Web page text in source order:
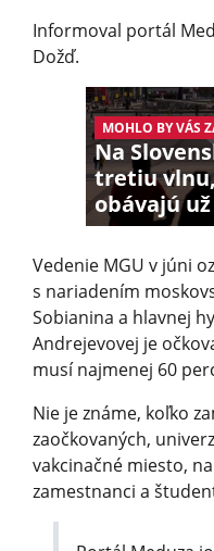
Informoval portál
Dožď.
MOHLO BY VÁS
Na
tretiu
obávajú už
Vedenie MGU v júni
s nariadením
Sobianina a hlavnej
Andrejevovej je
musí najmenej 60
Nie je známe, koľko
zaočkovaných,
vakcinačné miesto,
zamestnanci a